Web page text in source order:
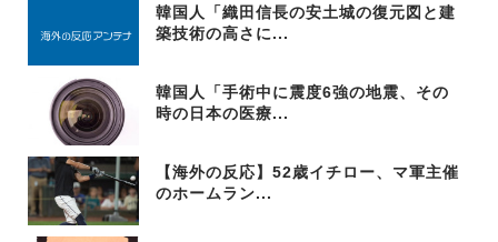
韓国人「織田信長の安土城の復元図と建
築技術の高さに...
韓国人「手術中に震度6強の地震、その
時の日本の医療...
【海外の反応】52歳イチロー、マ軍主催
のホームラン...